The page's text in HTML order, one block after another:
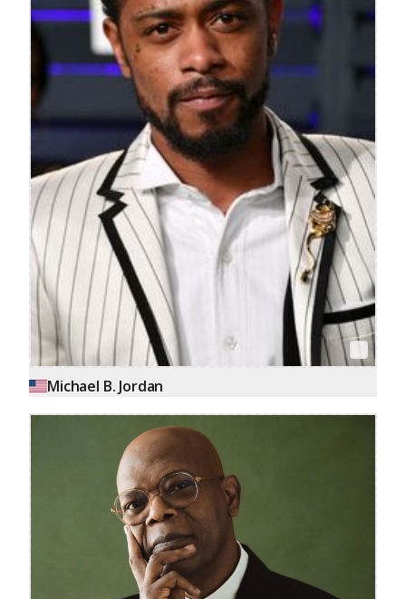
Michael B. Jordan